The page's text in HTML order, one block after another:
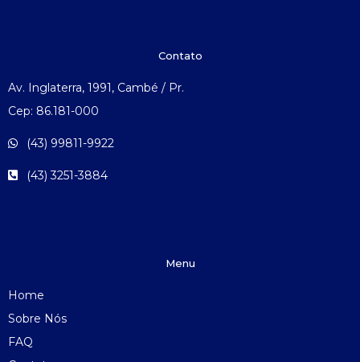
Contato
Av. Inglaterra, 1991, Cambé / Pr.
Cep: 86.181-000
(43) 99811-9922
(43) 3251-3884
Menu
Home
Sobre Nós
FAQ